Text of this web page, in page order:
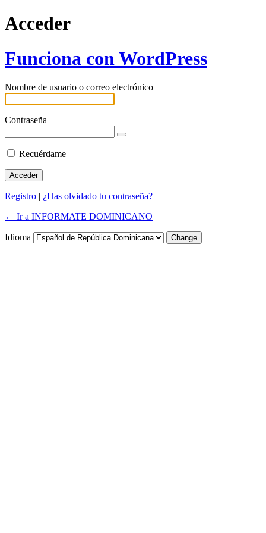
Acceder
Funciona con WordPress
Nombre de usuario o correo electrónico
Contraseña
Recuérdame
Registro | ¿Has olvidado tu contraseña?
← Ir a INFORMATE DOMINICANO
Idioma